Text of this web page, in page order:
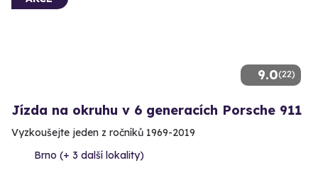
9.0(22)
Jízda na okruhu v 6 generacích Porsche 911
Vyzkoušejte jeden z ročníků 1969-2019
Brno (+ 3 další lokality)